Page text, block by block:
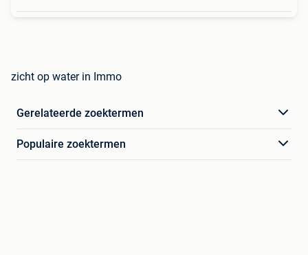
zicht op water in Immo
Gerelateerde zoektermen
Populaire zoektermen